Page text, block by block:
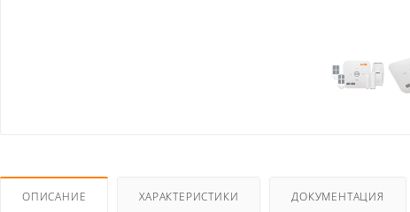
ОПИСАНИЕ ХАРАКТЕРИСТИКИ ДОКУМЕНТАЦИЯ